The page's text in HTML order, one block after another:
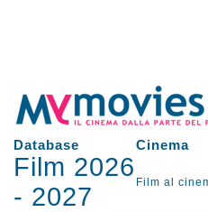
Database Cinema
Film 2026
- 2027 Film al